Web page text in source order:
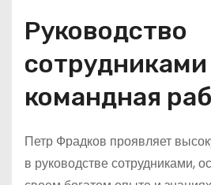
Руководство
сотрудниками
командная
Петр Фрадков проявляет
в руководстве сотрудниками,